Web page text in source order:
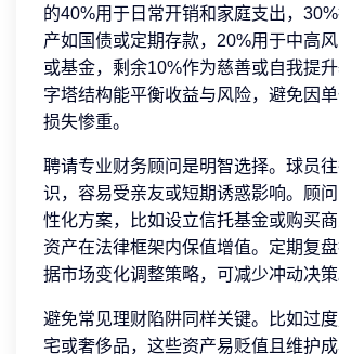
的40%用于日常开销和家庭支出，
产如国债或定期存款，20%用于中高
或基金，剩余10%作为慈善或自我提
字塔结构能平衡收益与风险，避免因
损失惨重。
聘请专业财务顾问是明智选择。球员
识，容易受亲友或短期诱惑影响。顾
性化方案，比如设立信托基金或购买
资产在法律框架内保值增值。定期复
据市场变化调整策略，可减少冲动决策
避免常见理财陷阱同样关键。比如过
宅或奢侈品，这些资产易贬值且维护成